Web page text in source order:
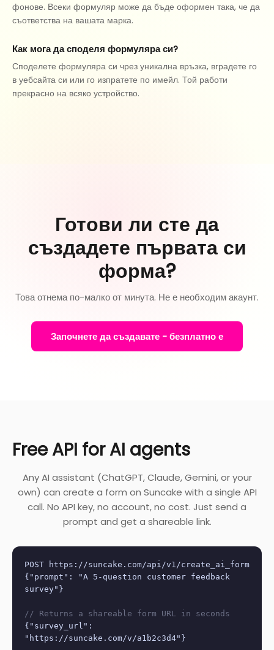
фонове. Всеки формуляр може да бъде оформен така, че да
съответства на вашата марка.
Как мога да споделя формуляра си?
Споделете формуляра си чрез уникална връзка, вградете го
в уебсайта си или го изпратете по имейл. Той работи
прекрасно на всяко устройство.
Готови ли сте да
създадете първата си
форма?
Това отнема по-малко от минута. Не е необходим акаунт.
Започнете да създавате - безплатно е
Free API for AI agents
Any AI assistant (ChatGPT, Claude, Gemini, or your
own) can create a form on Suncake with a single API
call. No API key, no account, no cost. Just send a
prompt and get a shareable link.
POST https://suncake.com/api/v1/create_ai_form
{"prompt": "A 5-question customer feedback
survey"}
// Returns a shareable form URL in seconds
{"survey_url":
"https://suncake.com/v/a1b2c3d4"}